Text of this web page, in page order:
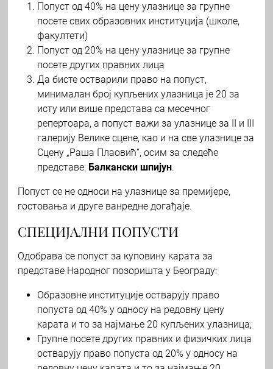
Попуст од 40% на цену улазнице за групне
посете свих образовних институција (школе,
факултети)
Попуст од 20% на цену улазнице за групне
посете других правних лица
Да бисте остварили право на попуст,
минималан број купљених улазница је 20 за
исту или више представа са месечног
репертоара, а попуст важи за улазнице за II и III
галерију Велике сцене, као и на све улазнице за
Сцену „Раша Плаовић“, осим за следеће
представе: Балкански шпијун.
Попуст се не односи на улазнице за премијере,
гостовања и друге ванредне догађаје.
СПЕЦИЈАЛНИ ПОПУСТИ
Одобрава се попуст за куповину карата за
представе Народног позоришта у Београду:
Образовне институције остварују право
попуста од 40% у односу на редовну цену
карата и то за најмање 20 купљених улазница;
Групне посете других правних и физичких лица
остварују право попуста од 20% у односу на